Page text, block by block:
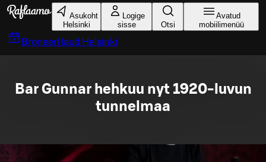
Liigu peamise sisu juurde
Asukoht
Helsinki
Logige
sisse
Otsi
Avatud
mobiilimenüü
Broneeri laud Helsinki
Bar Gunnar hehkuu nyt 1920-luvun
tunnelmaa